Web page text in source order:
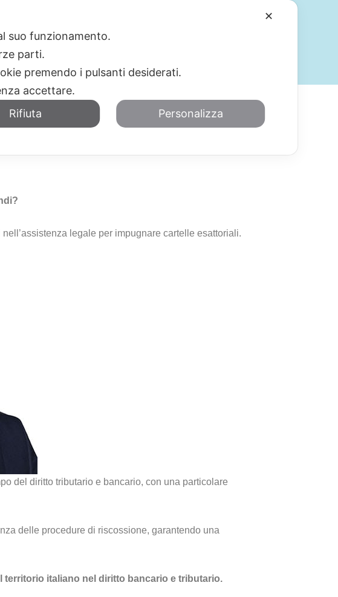
SERVIZI
legale per impugnare cartelle esattoriali.
del diritto tributario e bancario, con una particolare
delle procedure di riscossione, garantendo una
territorio italiano nel diritto bancario e tributario.
✕
suo funzionamento.
parti.
premendo i pulsanti desiderati.
accettare.
Rifiuta Personalizza